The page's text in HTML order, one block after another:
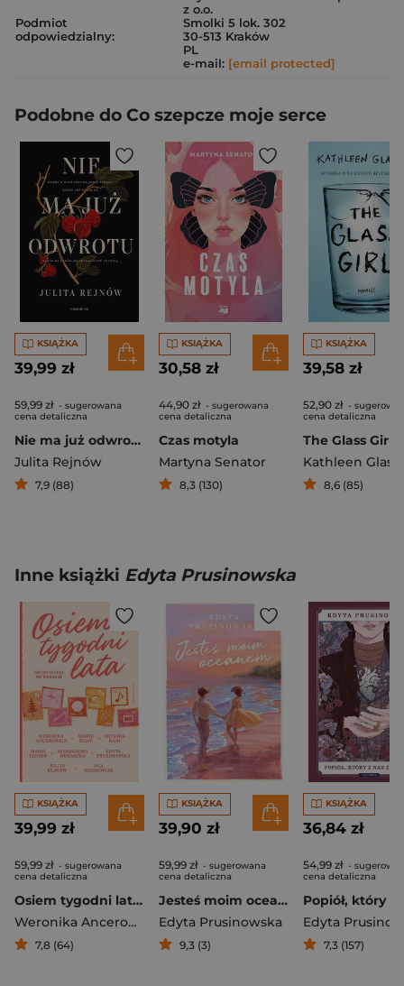
Podmiot
odpowiedzialny:
z o.o.
Smolki 5 lok. 302
30-513 Kraków
PL
e-mail: [email protected]
Podobne do Co szepcze moje serce
KSIĄŻKA
39,99 zł
59,99 zł - sugerowana
cena detaliczna
Nie ma już odwrotu
Julita Rejnów
7,9 (88)
KSIĄŻKA
30,58 zł
44,90 zł - sugerowana
cena detaliczna
Czas motyla
Martyna Senator
8,3 (130)
KSIĄŻKA
39,58 zł
52,90 zł -
cena detaliczna
The Glass Girl
Kathleen
8,6 (85)
Inne książki Edyta Prusinowska
KSIĄŻKA
39,99 zł
59,99 zł - sugerowana
cena detaliczna
Osiem tygodni lata. Opowiadania na wakacje
Weronika Ancerowicz
,Marta Bijan,Oktawia Kain,Maria
7,8 (64)
KSIĄŻKA
39,90 zł
59,99 zł - sugerowana
cena detaliczna
Jesteś moim oceanem
Edyta Prusinowska
9,3 (3)
KSIĄŻKA
36,84 zł
54,99 zł -
cena detaliczna
Edyta
7,3 (157)